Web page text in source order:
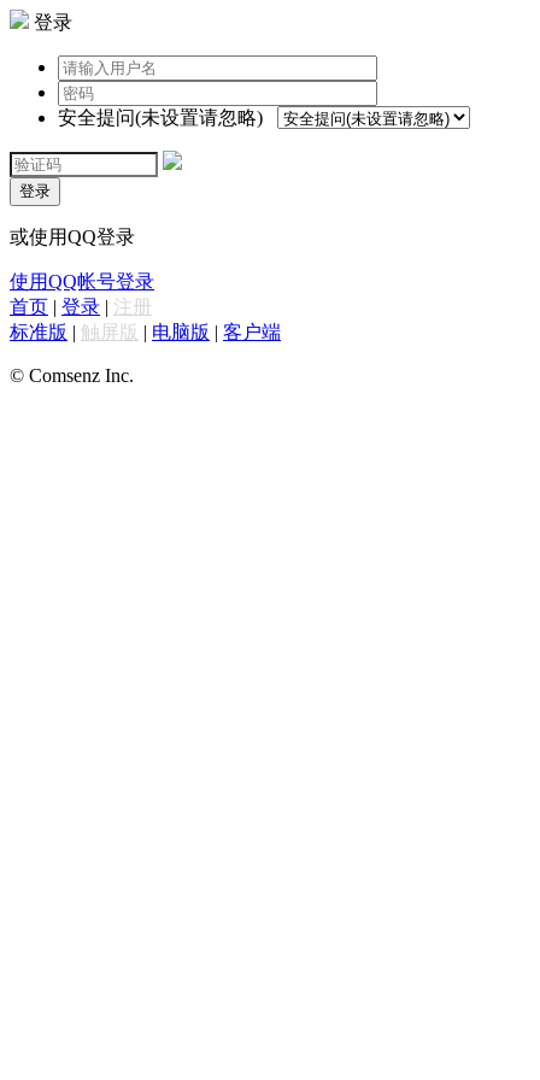
登录
安全提问(未设置请忽略)
登录
或使用QQ登录
使用QQ帐号登录
首页 | 登录 | 注册
标准版 | 触屏版 | 电脑版 | 客户端
© Comsenz Inc.